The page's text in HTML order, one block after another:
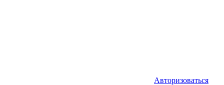
Авторизоваться